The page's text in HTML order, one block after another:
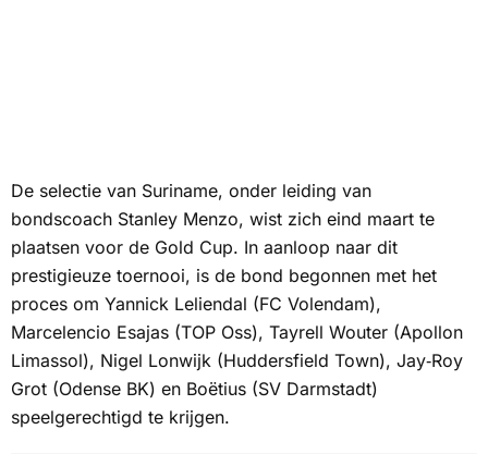
De selectie van Suriname, onder leiding van
bondscoach Stanley Menzo, wist zich eind maart te
plaatsen voor de Gold Cup. In aanloop naar dit
prestigieuze toernooi, is de bond begonnen met het
proces om Yannick Leliendal (FC Volendam),
Marcelencio Esajas (TOP Oss), Tayrell Wouter (Apollon
Limassol), Nigel Lonwijk (Huddersfield Town), Jay‑Roy
Grot (Odense BK) en Boëtius (SV Darmstadt)
speelgerechtigd te krijgen.